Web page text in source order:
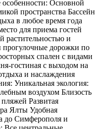
Основной
пространства Бассейн
в любое время года
для приема гостей
растительностью и
прогулочные дорожки по
спален с видами
гостиная с выходом на
и наслаждения
Уникальная экология:
воздухом Близость
Развитая
Ялты Удобная
до Симферополя и